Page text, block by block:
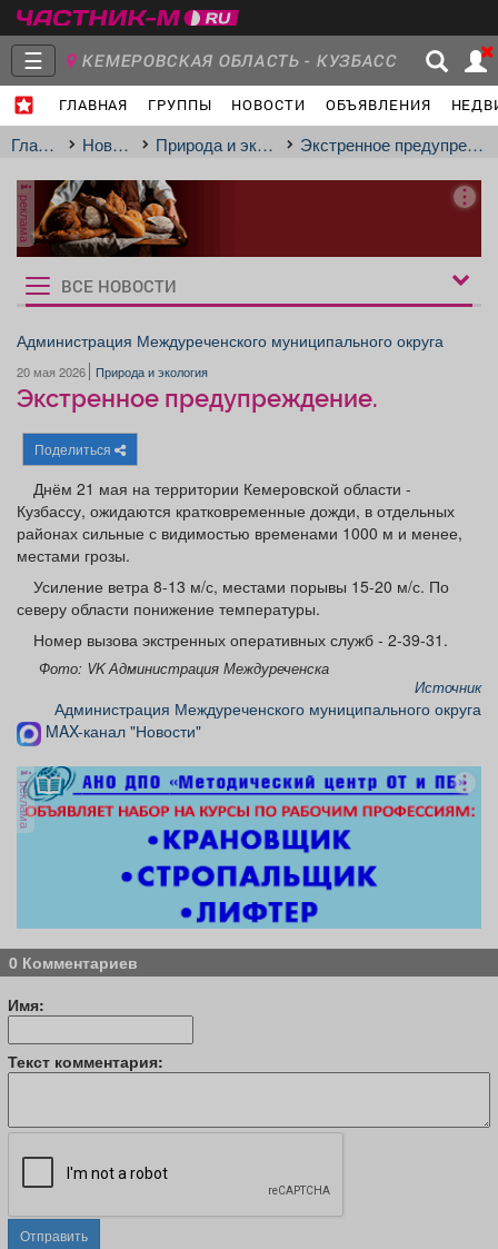
☰ КЕМЕРОВСКАЯ ОБЛАСТЬ - КУЗБАСС
ГЛАВНАЯ ГРУППЫ НОВОСТИ ОБЪЯВЛЕНИЯ
Главная
Объявления Недвижимость Услуги
Работа
Афиша Обучение Проекты
Товары Поздравления Погода
Я - пенсионер
Главная Новости Природа и экология Экстренное предупреждение.
реклама
Рукбрики
новостей
ВСЕ НОВОСТИ
Администрация Междуреченского муниципального округа
20 мая 2026 Природа и экология
Экстренное предупреждение.
Поделиться
Днём 21 мая на территории Кемеровской области -
Кузбассу, ожидаются кратковременные дожди, в отдельных
районах сильные с видимостью временами 1000 м и менее,
местами грозы.
Усиление ветра 8-13 м/с, местами порывы 15-20 м/с. По
северу области понижение температуры.
Номер вызова экстренных оперативных служб - 2-39-31.
Фото: VK Администрация Междуреченска
Источник
Администрация Междуреченского муниципального округа
MAX-канал "Новости"
реклама
0 Комментариев
Имя:
Текст комментария:
Отправить